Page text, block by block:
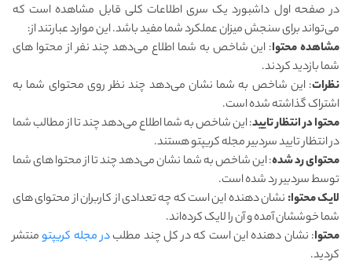
در صفحه اول داشبورد یک سری اطلاعات کلی قابل مشاهده است که
می‌تواند برای سنجش میزان عملکرد شما مفید باشد. این موارد عبارتند از:
مشاهده محتوا: این شاخص به شما اطلاع می‌دهد چند نفر از محتوا های
شما بازدید کردند.
نظرات: این شاخص به شما نشان می‌دهد چند نظر روی محتوای شما به
اشتراک گذاشته شده است.
محتوا در انتظار تایید: این شاخص به شما اطلاع می‌دهد چند تا از مطالب شما
در انتظار تایید سردبیر مجله کریپتو هستند.
محتوای رد شده: این شاخص به شما نشان می‌دهد چند تا از محتوا های شما
توسط سردبیر رد شده است.
لایک محتوا: نشان دهنده این است که چه تعدادی از کاربران از محتوای های
شما خوششان آمده و آن را لایک کرده‌اند.
محتوا: نشان دهنده این است که در کل چند مطلبدر مجله کریپتومنتشر
کردید.